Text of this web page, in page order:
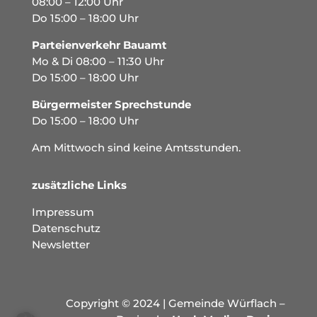
Do 15:00 – 18:00 Uhr
Parteienverkehr Bauamt
Mo & Di 08:00 – 11:30 Uhr
Do 15:00 – 18:00 Uhr
Bürgermeister Sprechstunde
Do 15:00 – 18:00 Uhr
Am Mittwoch sind keine Amtsstunden.
zusätzliche Links
Impressum
Datenschutz
Newsletter
Copyright © 2024 | Gemeinde Würflach –